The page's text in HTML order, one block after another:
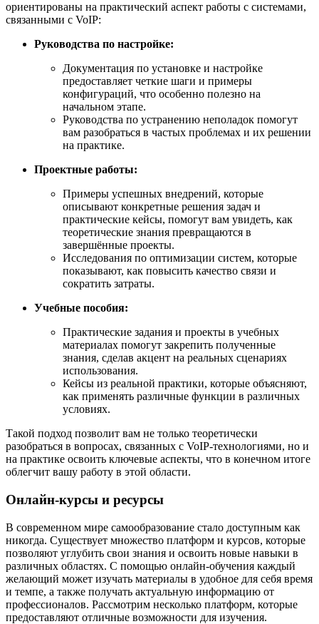
ориентированы на практический аспект работы с системами,
связанными с VoIP:
Руководства по настройке:
Документация по установке и настройке
предоставляет четкие шаги и примеры
конфигураций, что особенно полезно на
начальном этапе.
Руководства по устранению неполадок помогут
вам разобраться в частых проблемах и их решении
на практике.
Проектные работы:
Примеры успешных внедрений, которые
описывают конкретные решения задач и
практические кейсы, помогут вам увидеть, как
теоретические знания превращаются в
завершённые проекты.
Исследования по оптимизации систем, которые
показывают, как повысить качество связи и
сократить затраты.
Учебные пособия:
Практические задания и проекты в учебных
материалах помогут закрепить полученные
знания, сделав акцент на реальных сценариях
использования.
Кейсы из реальной практики, которые объясняют,
как применять различные функции в различных
условиях.
Такой подход позволит вам не только теоретически
разобраться в вопросах, связанных с VoIP-технологиями, но и
на практике освоить ключевые аспекты, что в конечном итоге
облегчит вашу работу в этой области.
Онлайн-курсы и ресурсы
В современном мире самообразование стало доступным как
никогда. Существует множество платформ и курсов, которые
позволяют углубить свои знания и освоить новые навыки в
различных областях. С помощью онлайн-обучения каждый
желающий может изучать материалы в удобное для себя время
и темпе, а также получать актуальную информацию от
профессионалов. Рассмотрим несколько платформ, которые
предоставляют отличные возможности для изучения.